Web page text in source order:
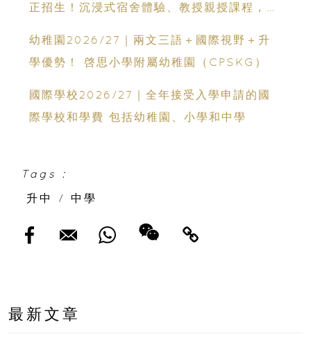
正招生！沉浸式宿舍體驗、教授親授課程，助
幼稚園2026/27｜兩文三語＋國際視野＋升
學優勢！ 啓思小學附屬幼稚園（CPSKG）
國際學校2026/27｜全年接受入學申請的國
際學校和學費 包括幼稚園、小學和中學
Tags :
升中
/ 中學
最新文章